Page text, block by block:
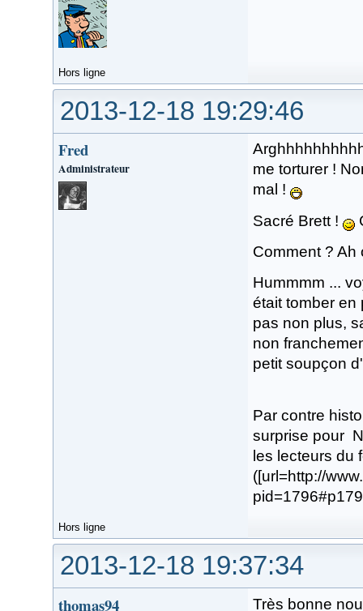
Hors ligne
2013-12-18 19:29:46
Fred
Administrateur
me torturer !
mal !
Sacré Brett !
Comment ? Ah
Hummmm ...
était tomber en
pas non plus,
non
petit soupçon
Par contre
surprise pour
les lecteurs du
([url=http://
Hors ligne
2013-12-18 19:37:34
thomas94 Très bonne